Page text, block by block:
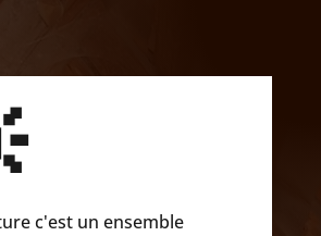
c'est un ensemble